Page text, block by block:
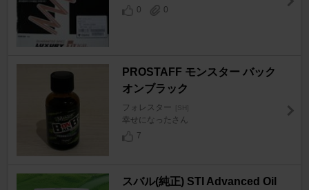
0
0
PROSTAFF モンスター バック
オンブラック
フォレスター [SH]
幸せになったさん
7
スバル(純正) STI Advanced Oil